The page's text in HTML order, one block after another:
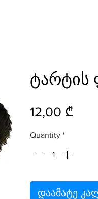
ტარტის
12,00 ₾
Quantity *
დაამატე